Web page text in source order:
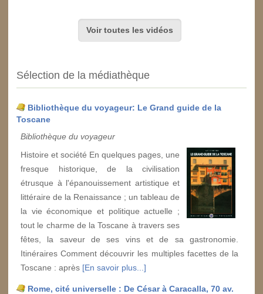
Voir toutes les vidéos
Sélection de la médiathèque
Bibliothèque du voyageur: Le Grand guide de la
Toscane
Bibliothèque du voyageur
Histoire et société En quelques pages, une
fresque historique, de la civilisation
étrusque à l'épanouissement artistique et
littéraire de la Renaissance ; un tableau de
la vie économique et politique actuelle ;
tout le charme de la Toscane à travers ses
fêtes, la saveur de ses vins et de sa gastronomie.
Itinéraires Comment découvrir les multiples facettes de la
Toscane : après [En savoir plus...]
Rome, cité universelle : De César à Caracalla, 70 av.